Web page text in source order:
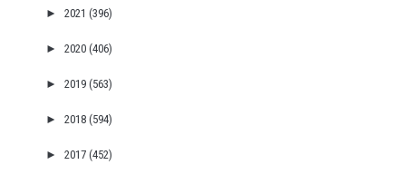
► 2021 (396)
► 2020 (406)
► 2019 (563)
► 2018 (594)
► 2017 (452)